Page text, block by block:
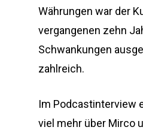
Währungen war der
vergangenen zehn
Schwankungen
zahlreich.
Im Podcastinterview
viel mehr über Mirco